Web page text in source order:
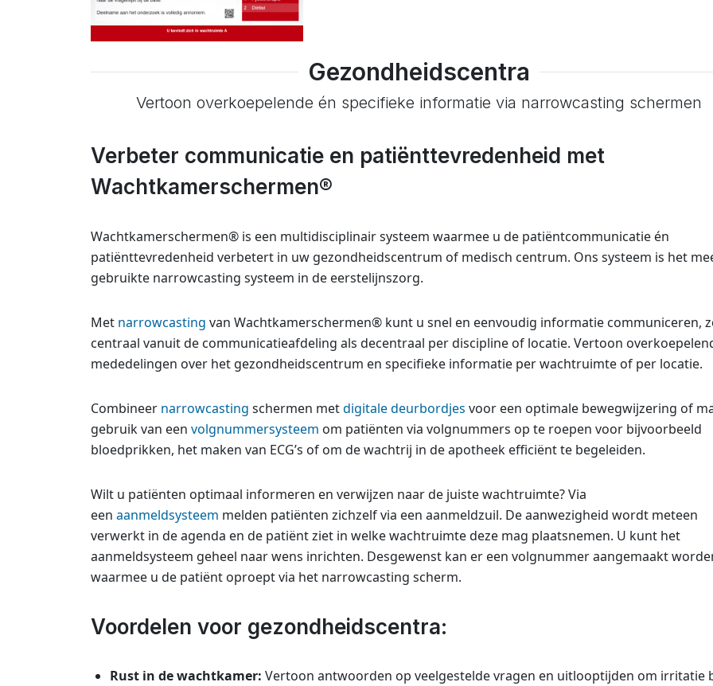
Gezondheidscentra
Vertoon overkoepelende én specifieke informatie via narrowcasting schermen
Verbeter communicatie en patiënttevredenheid met
Wachtkamerschermen®
Wachtkamerschermen® is een multidisciplinair systeem waarmee u de patiëntcommunicatie én
patiënttevredenheid verbetert in uw gezondheidscentrum of medisch centrum. Ons systeem is het
gebruikte narrowcasting systeem in de eerstelijnszorg.
Met narrowcasting van Wachtkamerschermen® kunt u snel en eenvoudig informatie communiceren,
centraal vanuit de communicatieafdeling als decentraal per discipline of locatie. Vertoon
mededelingen over het gezondheidscentrum en specifieke informatie per wachtruimte of per locatie.
Combineer narrowcasting schermen metdigitale deurbordjes voor een optimale bewegwijzering of
gebruik van een volgnummersysteem om patiënten via volgnummers op te roepen voor bijvoorbeeld
bloedprikken, het maken van ECG’s of om de wachtrij in de apotheek efficiënt te begeleiden.
Wilt u patiënten optimaal informeren en verwijzen naar de juiste wachtruimte? Via
een aanmeldsysteem melden patiënten zichzelf via een aanmeldzuil. De aanwezigheid wordt meteen
verwerkt in de agenda en de patiënt ziet in welke wachtruimte deze mag plaatsnemen. U kunt het
aanmeldsysteem geheel naar wens inrichten. Desgewenst kan er een volgnummer aangemaakt
waarmee u de patiënt oproept via het narrowcasting scherm.
Voordelen voor gezondheidscentra:
Rust in de wachtkamer: Vertoon antwoorden op veelgestelde vragen en uitlooptijden om irritatie